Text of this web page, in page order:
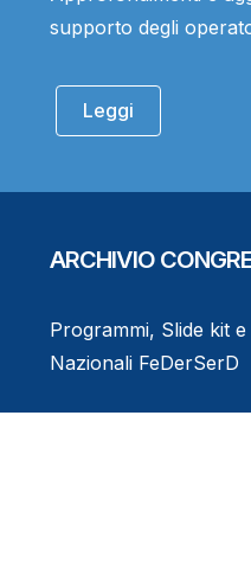
supporto degli
Leggi
ARCHIVIO
Programmi, Slide kit
Nazionali FeDerSerD